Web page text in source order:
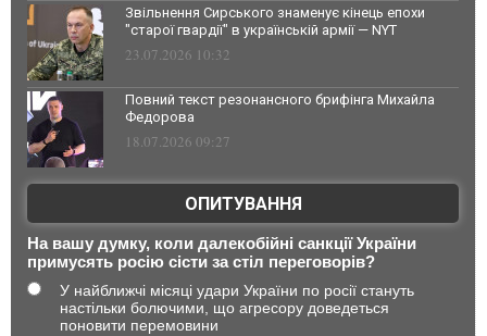
Звільнення Сирського знаменує кінець епохи
"старої гвардії" в українській армії — NYT
23.07.2026 10:32
Повний текст резонансного брифінга Михайла
Федорова
18.07.2026 09:27
ОПИТУВАННЯ
На вашу думку, коли далекобійні санкції України
примусять росію сісти за стіл переговорів?
У найближчі місяці удари України по росії стануть
настільки болючими, що агресору доведеться
поновити перемовини